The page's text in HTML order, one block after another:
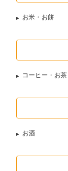
お米・お餅
コーヒー・お茶
お酒